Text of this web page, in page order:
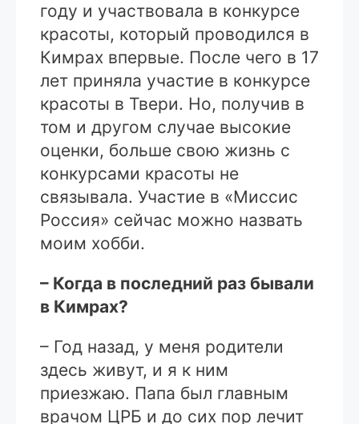
году и участвовала в конкурсе
красоты, который проводился в
Кимрах впервые. После чего в 17
лет приняла участие в конкурсе
красоты в Твери. Но, получив в
том и другом случае высокие
оценки, больше свою жизнь с
конкурсами красоты не
связывала. Участие в «Миссис
Россия» сейчас можно назвать
моим хобби.
– Когда в последний раз бывали
в Кимрах?
– Год назад, у меня родители
здесь живут, и я к ним
приезжаю. Папа был главным
врачом ЦРБ и до сих пор лечит